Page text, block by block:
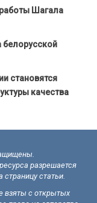
Шагала
становятся
качества
разрешается
страницу статьи.
взяты с открытых